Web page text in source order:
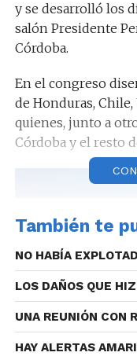
y se desarrolló los
salón Presidente
Córdoba.
En el congreso
de Honduras, Chile,
quienes, junto a
Córdoba y el resto
El mismo tuvo
reflexión de todas
América Latina
científico que se
decisiones en
También te
NO HABÍA
LOS DAÑOS QUE
UNA REUNIÓN CON
HAY ALERTAS